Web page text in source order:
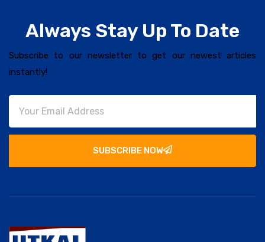
Always Stay Up To Date
Subscribe to our newsletter to get our newest articles
instantly!
SUBSCRIBE NOW